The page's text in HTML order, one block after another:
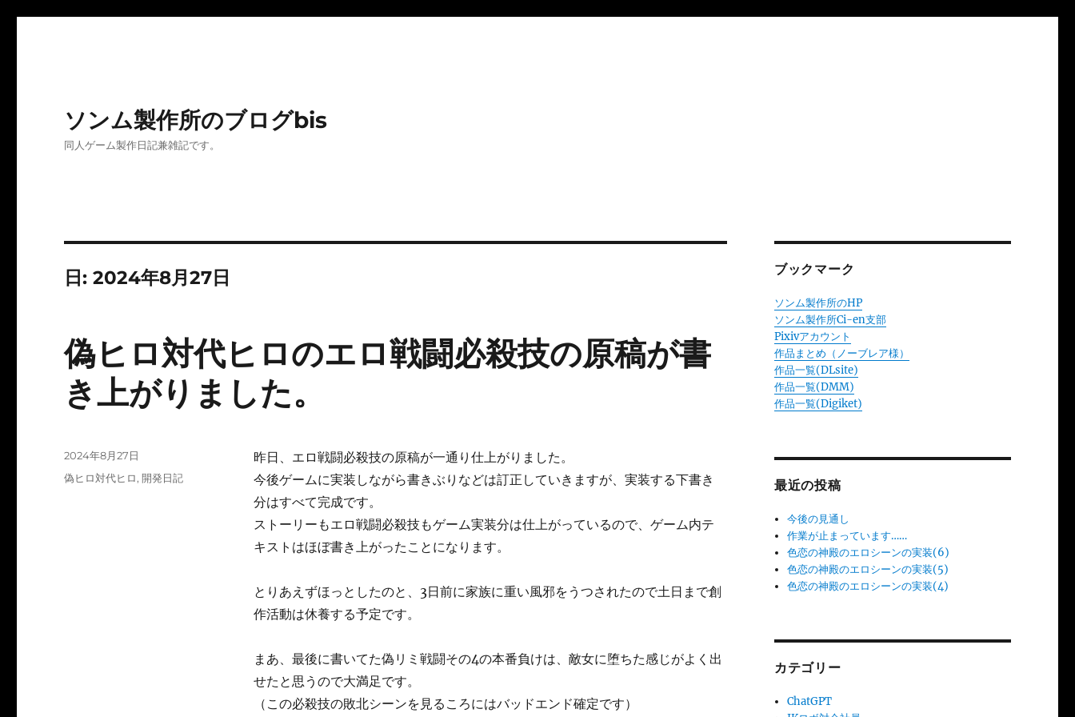
ソンム製作所のブログbis
同人ゲーム製作日記兼雑記です。
日:2024年8月27日
偽ヒロ対代ヒロのエロ戦闘必殺技の原稿が書
き上がりました。
昨日、エロ戦闘必殺技の原稿が一通り仕上がりました。
今後ゲームに実装しながら書きぶりなどは訂正していきますが、実装する下書き
分はすべて完成です。
ストーリーもエロ戦闘必殺技もゲーム実装分は仕上がっているので、ゲーム内テ
キストはほぼ書き上がったことになります。
とりあえずほっとしたのと、3日前に家族に重い風邪をうつされたので土日まで創
作活動は休養する予定です。
まあ、最後に書いてた偽リミ戦闘その4の本番負けは、敵女に堕ちた感じがよく出
せたと思うので大満足です。
（この必殺技の敗北シーンを見るころにはバッドエンド確定です）
投
稿
2024年8月27日
カ
偽ヒロ対代ヒロ, 開発日記
ブックマーク
ソンム製作所のHP
ソンム製作所Ci-en支部
Pixivアカウント
作品まとめ（ノーブレア様）
作品一覧(DLsite)
作品一覧(DMM)
作品一覧(Digiket)
最近の投稿
今後の見通し
作業が止まっています……
色恋の神殿のエロシーンの実装(6)
色恋の神殿のエロシーンの実装(5)
色恋の神殿のエロシーンの実装(4)
カテゴリー
ChatGPT